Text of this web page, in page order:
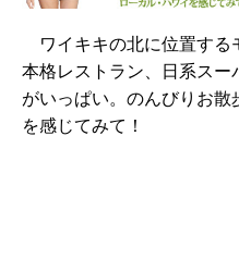
ワイキキの北に位置する
本格レストラン、日系ス
がいっぱい。のんびりお散
を感じてみて！